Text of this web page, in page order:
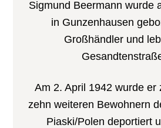
Sigmund Beermann wurde
in Gunzenhausen
Großhändler und
Am 2. April 1942 wurde er
zehn weiteren Bewohnern
Piaski/Polen deportiert